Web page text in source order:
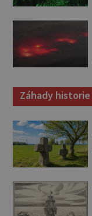
Záhady historie